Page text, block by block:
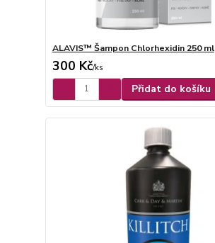
ALAVIS™ Šampon Chlorhexidin 250 ml
300 Kč/ks
Přidat do košíku